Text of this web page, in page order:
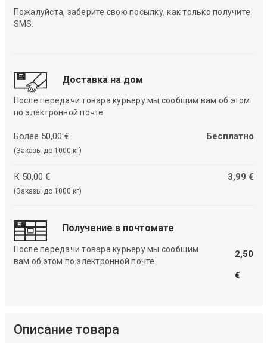
Пожалуйста, заберите свою посылку, как только получите
SMS.
Доставка на дом
После передачи товара курьеру мы сообщим вам об этом
по электронной почте.
Более 50,00 €
(Заказы до 1000 кг)
Бесплатно
К 50,00 €
(Заказы до 1000 кг)
3,99 €
Получение в почтомате
После передачи товара курьеру мы сообщим
вам об этом по электронной почте.
2,50
€
Описание товара